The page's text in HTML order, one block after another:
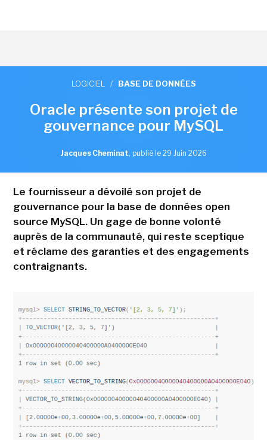
LOGICIEL / BASE DE DONNÉES
Oracle présente son projet de
gouvernance pour MySQL
Jacques Cheminat, publié le 29 Juin 2026
Le fournisseur a dévoilé son projet de
gouvernance pour la base de données open
source MySQL. Un gage de bonne volonté
auprès de la communauté, qui reste sceptique
et réclame des garanties et des engagements
contraignants.